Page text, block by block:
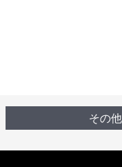
その